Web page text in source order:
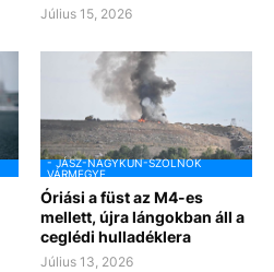
Július 15, 2026
- JÁSZ-NAGYKUN-SZOLNOK
VÁRMEGYE
Óriási a füst az M4-es
mellett, újra lángokban áll a
ceglédi hulladéklera
Július 13, 2026